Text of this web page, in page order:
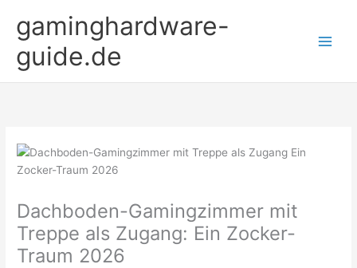
Inhalt
springen
gaminghardware-
guide.de
Dachboden-Gamingzimmer mit
Treppe als Zugang: Ein Zocker-
Traum 2026